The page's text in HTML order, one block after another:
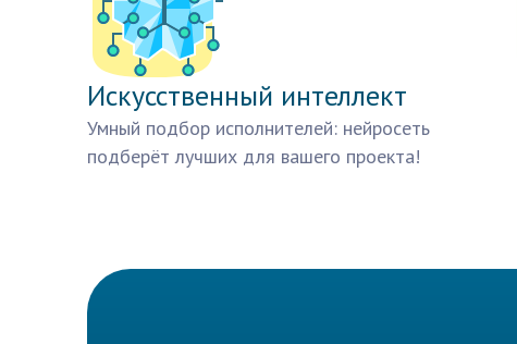
Искусственный интеллект
Умный подбор исполнителей: нейросеть
подберёт лучших для вашего проекта!